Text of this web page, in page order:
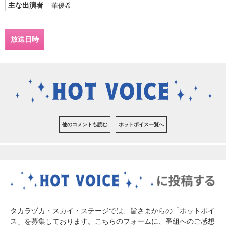
主な出演者 華優希
放送日時
他のコメントも読む ホットボイス一覧へ
タカラヅカ・スカイ・ステージでは、皆さまからの「ホットボイ
ス」を募集しております。こちらのフォームに、番組へのご感想